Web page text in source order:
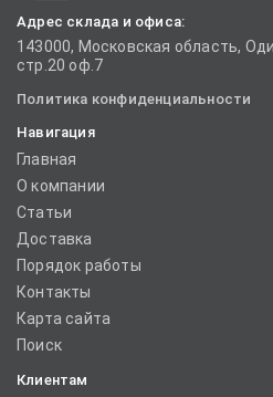
Адрес склада и офиса:
143000, Московская область,
стр.20 оф.7
Политика конфиденциальности
Навигация
Главная
О компании
Статьи
Доставка
Порядок работы
Контакты
Карта сайта
Поиск
Клиентам